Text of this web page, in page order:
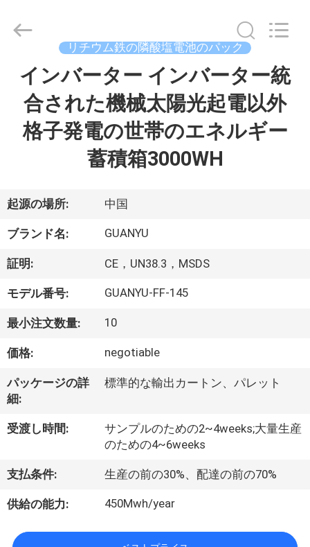
私
達
に
つ
い
工
行
Developed
リチウム鉄の隣酸塩電池のパック
インバーター インバーター統
合された機械太陽光起電以外
格子発電の世帯のエネルギー
蓄積箱3000WH
起源の場所: 中国
ブランド名: GUANYU
証明: CE，UN38.3，MSDS
モデル番号: GUANYU-FF-145
最小注文数量: 10
価格: negotiable
パッケージの詳
細:
標準的な輸出カートン、パレット
受渡し時間:
サンプルのための2~4weeks;大量生産
のための4~6weeks
支払条件: 生産の前の30%、配達の前の70%
供給の能力: 450Mwh/year